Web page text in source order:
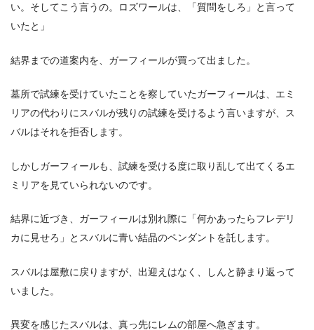
い。そしてこう言うの。ロズワールは、「質問をしろ」と言って
いたと」
結界までの道案内を、ガーフィールが買って出ました。
墓所で試練を受けていたことを察していたガーフィールは、エミ
リアの代わりにスバルが残りの試練を受けるよう言いますが、ス
バルはそれを拒否します。
しかしガーフィールも、試練を受ける度に取り乱して出てくるエ
ミリアを見ていられないのです。
結界に近づき、ガーフィールは別れ際に「何かあったらフレデリ
カに見せろ」とスバルに青い結晶のペンダントを託します。
スバルは屋敷に戻りますが、出迎えはなく、しんと静まり返って
いました。
異変を感じたスバルは、真っ先にレムの部屋へ急ぎます。